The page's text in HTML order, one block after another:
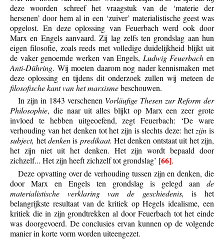
deze woorden schreef het vraagstuk van de ‘materie der
hersenen’ door hem al in een ‘zuiver’ materialistische geest was
opgelost. En deze oplossing van Feuerbach werd ook door
Marx en Engels aanvaard. Zij lag zelfs ten grondslag aan hun
eigen filosofie, zoals reeds met volledige duidelijkheid blijkt uit
de vaker genoemde werken van Engels, Ludwig Feuerbach en
Anti-Dühring. Wij moeten daarom nog nader kennismaken met
deze oplossing en tijdens dit onderzoek zullen wij meteen de
filosofische kant van het marxismebeschouwen.
In zijn in 1843 verschenen Vorläufige Thesen zur Reform der
Philosophie, die naar uit alles blijkt op Marx een zeer grote
invloed te hebben uitgeoefend, zegt Feuerbach: ‘De ware
verhouding van het denken tot het zijn is slechts deze: hetzijn is
subject, hetdenkenis predikaat.Het denken ontstaat uit het zijn,
het zijn niet uit het denken. Het zijn wordt bepaald door
zichzelf... Het zijn heeft zichzelf tot grondslag’ [66].
Deze opvatting over de verhouding tussen zijn en denken, die
door Marx en Engels ten grondslag is gelegd aan de
materialistische verklaring van de geschiedenis, is het
belangrijkste resultaat van de kritiek op Hegels idealisme, een
kritiek die in zijn grondtrekken al door Feuerbach tot het einde
was doorgevoerd. De conclusies ervan kunnen op de volgende
manier in korte vorm worden uiteengezet.